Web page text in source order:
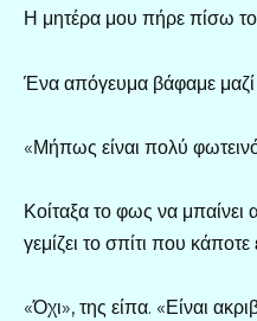
Η μητέρα μου πήρε πίσω το
Ένα απόγευμα βάφαμε μαζί
«Μήπως είναι πολύ
Κοίταξα το φως να
γεμίζει το σπίτι που κάποτε
«Όχι», της είπα. «Είναι